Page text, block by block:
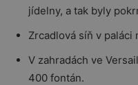
jídelny, a tak byly
Zrcadlová síň v paláci
V zahradách ve
400 fontán.